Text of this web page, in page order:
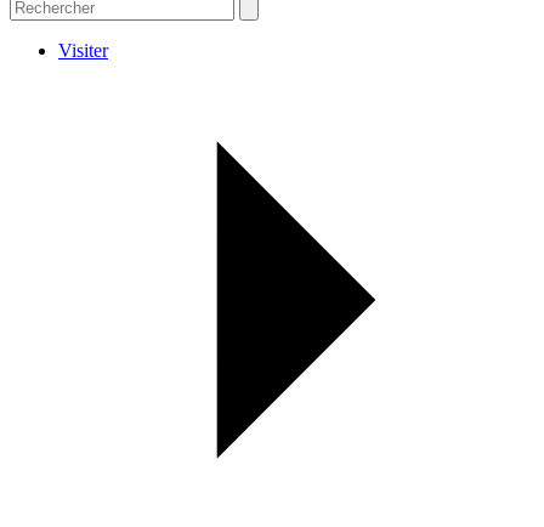
Visiter